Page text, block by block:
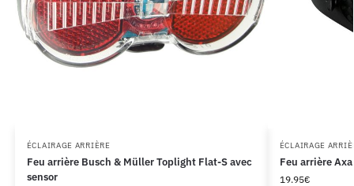
ÉCLAIRAGE ARRIÈRE
Feu arrière Busch & Müller Toplight Flat-S avec
sensor
ÉCLAIRAGE
Feu arrière
19.95€